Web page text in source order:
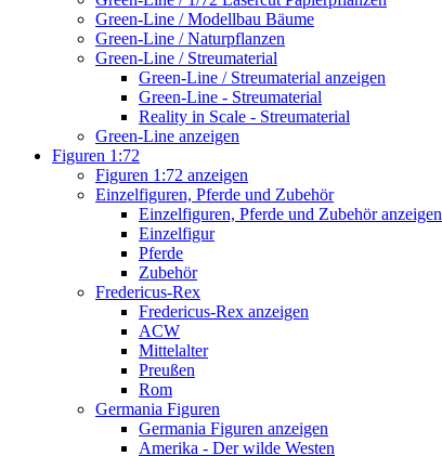
Green-Line / Modellbau Bäume
Green-Line / Naturpflanzen
Green-Line / Streumaterial
Green-Line / Streumaterial anzeigen
Green-Line - Streumaterial
Reality in Scale - Streumaterial
Green-Line anzeigen
Figuren 1:72
Figuren 1:72 anzeigen
Einzelfiguren, Pferde und Zubehör
Einzelfiguren, Pferde und Zubehör anzeigen
Einzelfigur
Pferde
Zubehör
Fredericus-Rex
Fredericus-Rex anzeigen
ACW
Mittelalter
Preußen
Rom
Germania Figuren
Germania Figuren anzeigen
Amerika - Der wilde Westen